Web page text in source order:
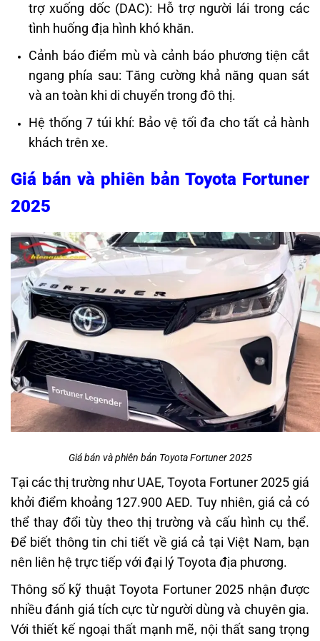
trợ xuống dốc (DAC): Hỗ trợ người lái trong các
tình huống địa hình khó khăn.
Cảnh báo điểm mù và cảnh báo phương tiện cắt
ngang phía sau: Tăng cường khả năng quan sát
và an toàn khi di chuyển trong đô thị.
Hệ thống 7 túi khí: Bảo vệ tối đa cho tất cả hành
khách trên xe.
Giá bán và phiên bản Toyota Fortuner
2025
Giá bán và phiên bản Toyota Fortuner 2025
Tại các thị trường như UAE, Toyota Fortuner 2025 giá
khởi điểm khoảng 127.900 AED. Tuy nhiên, giá cả có
thể thay đổi tùy theo thị trường và cấu hình cụ thể.
Để biết thông tin chi tiết về giá cả tại Việt Nam, bạn
nên liên hệ trực tiếp với đại lý Toyota địa phương.
Thông số kỹ thuật Toyota Fortuner 2025 nhận được
nhiều đánh giá tích cực từ người dùng và chuyên gia.
Với thiết kế ngoại thất mạnh mẽ, nội thất sang trọng